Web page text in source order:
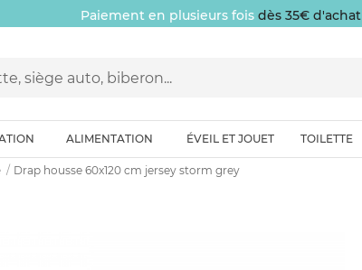
Paiement en plusieurs fois dès 35€ d'achat
ALIMENTATION ÉVEIL ET JOUET TOILETTE
Drap housse 60x120 cm jersey storm grey